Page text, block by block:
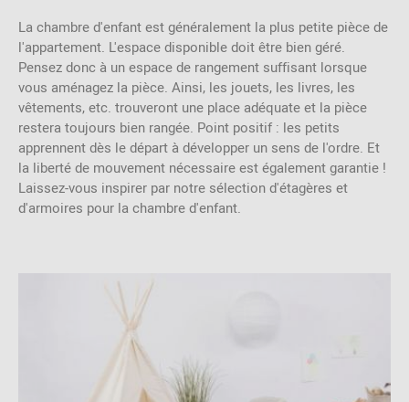
La chambre d'enfant est généralement la plus petite pièce de
l'appartement. L'espace disponible doit être bien géré.
Pensez donc à un espace de rangement suffisant lorsque
vous aménagez la pièce. Ainsi, les jouets, les livres, les
vêtements, etc. trouveront une place adéquate et la pièce
restera toujours bien rangée. Point positif : les petits
apprennent dès le départ à développer un sens de l'ordre. Et
la liberté de mouvement nécessaire est également garantie !
Laissez-vous inspirer par notre sélection d'étagères et
d'armoires pour la chambre d'enfant.